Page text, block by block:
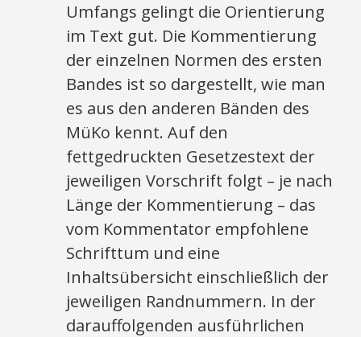
Umfangs gelingt die Orientierung
im Text gut. Die Kommentierung
der einzelnen Normen des ersten
Bandes ist so dargestellt, wie man
es aus den anderen Bänden des
MüKo kennt. Auf den
fettgedruckten Gesetzestext der
jeweiligen Vorschrift folgt – je nach
Länge der Kommentierung – das
vom Kommentator empfohlene
Schrifttum und eine
Inhaltsübersicht einschließlich der
jeweiligen Randnummern. In der
darauffolgenden ausführlichen